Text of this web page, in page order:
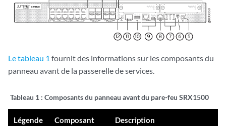
Le tableau 1 fournit des informations sur les composants du
panneau avant de la passerelle de services.
Tableau 1 : Composantsdu panneau avant du pare-feu SRX1500
Légende Composant Description